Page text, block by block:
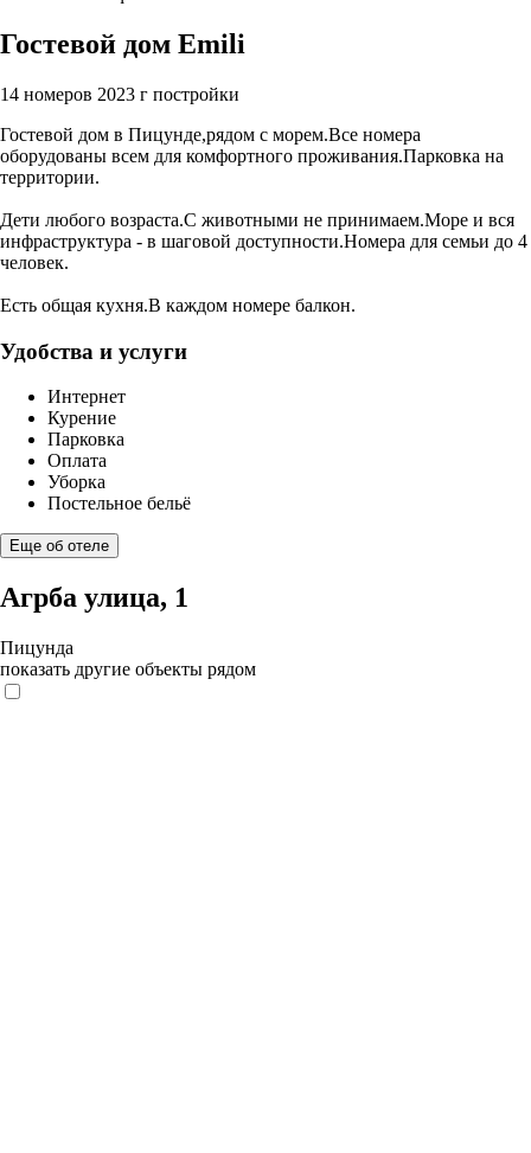
Гостевой дом Emili
14 номеров 2023 г постройки
Гостевой дом в Пицунде,рядом с морем.Все номера
оборудованы всем для комфортного проживания.Парковка на
территории.
Дети любого возраста.С животными не принимаем.Море и вся
инфраструктура - в шаговой доступности.Номера для семьи до 4
человек.
Есть общая кухня.В каждом номере балкон.
Удобства и услуги
Интернет
Курение
Парковка
Оплата
Уборка
Постельное бельё
Еще об отеле
Агрба улица, 1
Пицунда
показать другие объекты рядом